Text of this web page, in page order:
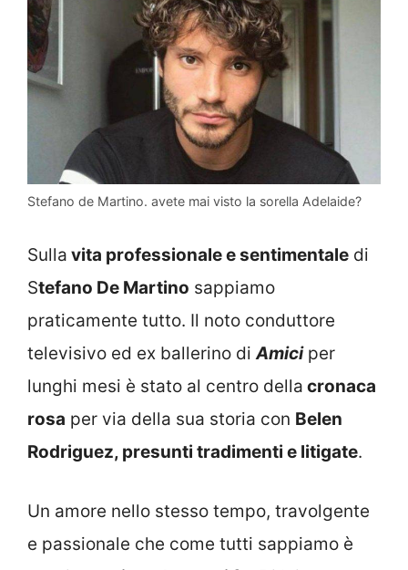
Stefano de Martino. avete mai visto la sorella Adelaide?
Sulla vita professionale e sentimentale di
Stefano De Martino sappiamo
praticamente tutto. Il noto conduttore
televisivo ed ex ballerino diAmiciper
lunghi mesi è stato al centro della cronaca
rosa per via della sua storia con Belen
Rodriguez, presunti tradimenti e litigate.
Un amore nello stesso tempo, travolgente
e passionale che come tutti sappiamo è